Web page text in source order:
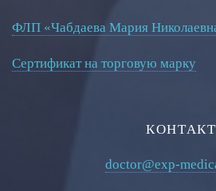
ФЛП «Чабдаева Мария
Сертификат на торговую марку
doctor@exp-